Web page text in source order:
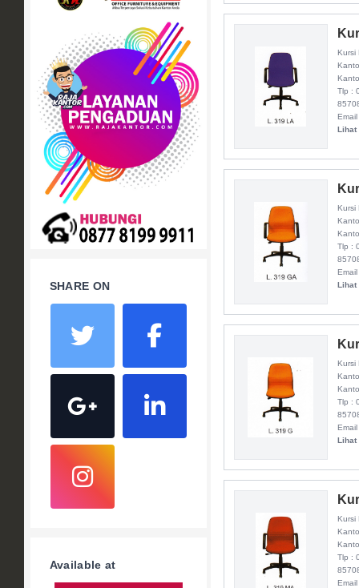
Movitex
Paper Cutter
Partisi Kantor
Promo
+ Rak Serbaguna
+ Ranjang Besi
+ Sofa Kantor
+ Springbed
White Board / Papan Tulis
SHARE ON
Available at
Kursi
Tlp :
Lihat
Kursi
Tlp :
Lihat
Kursi
Tlp :
Lihat
Kursi
Tlp :